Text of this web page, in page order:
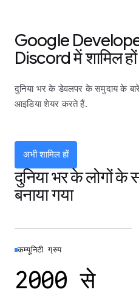
Google
Discord में शामिल हों
दुनिया भर के डेवलपर के समुदाय के
आइडिया शेयर करते हैं.
अभी शामिल हों
दुनिया भर के लोगों के
बनाया गया
कम्यूनिटी ग्रुप
2000 से